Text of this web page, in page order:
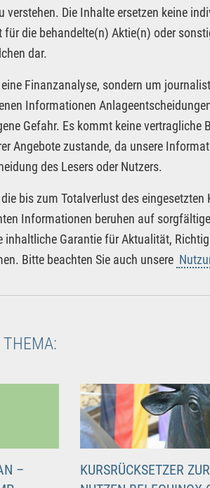
Die Inhalte ersetzen keine
die behandelte(n) Aktie(n) oder
dar.
Finanzanalyse, sondern um
Informationen
Gefahr. Es kommt keine vertragliche
Angebote zustande, da unsere
des Lesers oder Nutzers.
bis zum Totalverlust des
Informationen beruhen auf
Garantie für Aktualität,
Bitte beachten Sie auch unsere
–
KURSRÜCKSETZER